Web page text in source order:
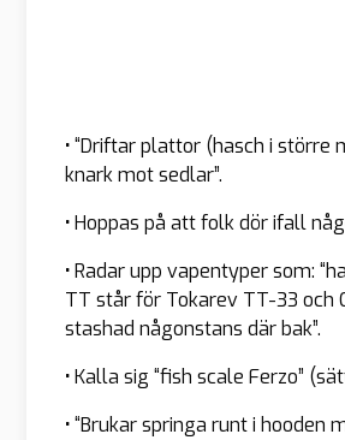
•“Driftar plattor (hasch i större
knark mot sedlar”.
•Hoppas på att folk dör ifall
•Radar upp vapentyper som:
TT står för Tokarev TT-33 och
stashad någonstans där bak”.
•Kalla sig “fish scale Ferzo”
•“Brukar springa runt i hooden